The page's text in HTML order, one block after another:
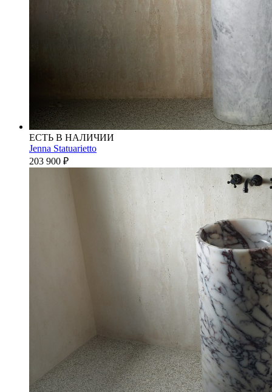
ЕСТЬ В НАЛИЧИИ
Jenna Statuarietto
203 900 ₽